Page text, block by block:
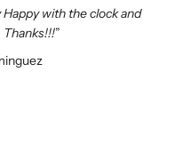
with the clock and
Thanks!!!